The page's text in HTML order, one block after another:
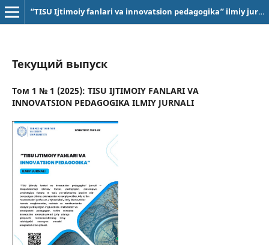
“TISU Ijtimoiy fanlari va innovatsion pedagogika” ilmiy jurnali
Текущий выпуск
Том 1 № 1 (2025): TISU IJTIMOIY FANLARI VA
INNOVATSION PEDAGOGIKA ILMIY JURNALI